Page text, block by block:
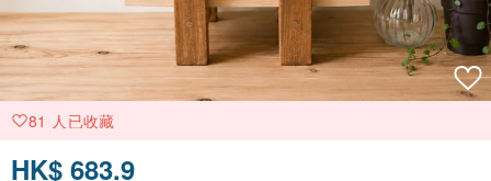
81 人已收藏
HK$ 683.9